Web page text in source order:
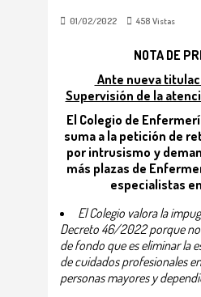
01/02/2022 458 Vistas
NOTA DE
Ante nueva
Supervisión de la
El Colegio de
suma a la petición de
por intrusismo y
más plazas de
especialistas
El Colegio valora la
Decreto 46/2022 porque
de fondo que es eliminar la
de cuidados profesionales
personas mayores y